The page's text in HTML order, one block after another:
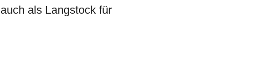
als Langstock für